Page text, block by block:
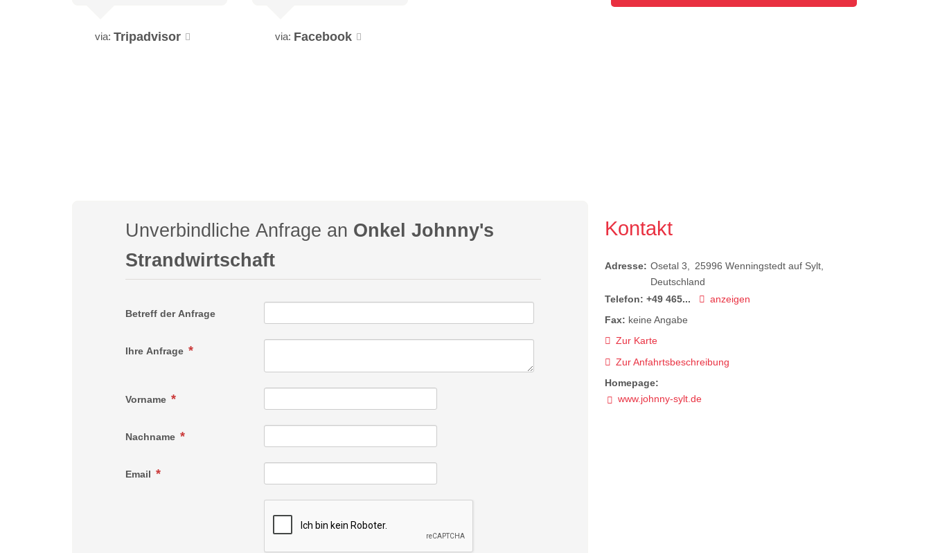
via: Tripadvisor via: Facebook
Unverbindliche Anfrage an Onkel Johnny's
Strandwirtschaft
Betreff der Anfrage
Ihre Anfrage
Vorname
Nachname
Email
Kontakt
Adresse: Osetal 3 25996 Wenningstedt auf Sylt
Deutschland
Telefon: +49 465...
anzeigen
Fax: keine Angabe
Zur Karte
Zur Anfahrtsbeschreibung
Homepage:
www.johnny-sylt.de